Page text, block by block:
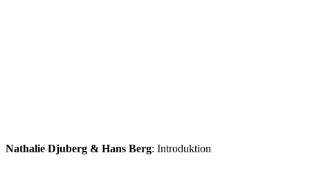
Nathalie Djuberg & Hans Berg: Introduktion